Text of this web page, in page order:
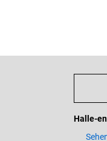
Halle-